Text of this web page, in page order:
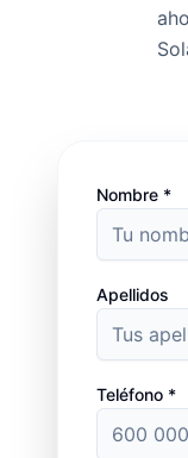
Nombre *
Apellidos
Teléfono *